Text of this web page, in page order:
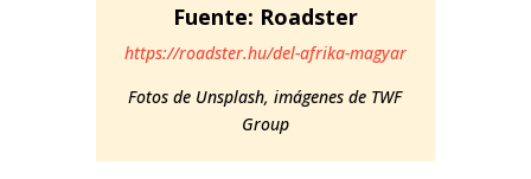
Fuente: Roadster
https://roadster.hu/del-afrika-magyar
Fotos de Unsplash, imágenes de TWF
Group